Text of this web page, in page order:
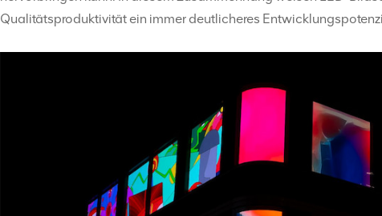
Qualitätsproduktivität ein immer deutlicheres